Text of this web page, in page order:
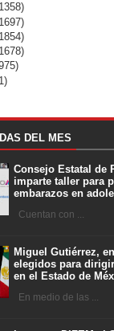
DEL MES
Consejo Estatal de
imparte taller para
embarazos en
Cuentan con ...
Miguel Gutiérrez,
elegidos para
en el Estado de
En medio de las ...